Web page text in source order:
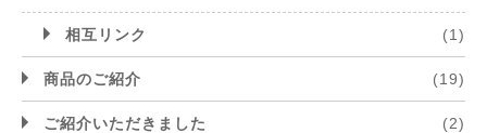
相互リンク (1)
商品のご紹介 (19)
ご紹介いただきました (2)